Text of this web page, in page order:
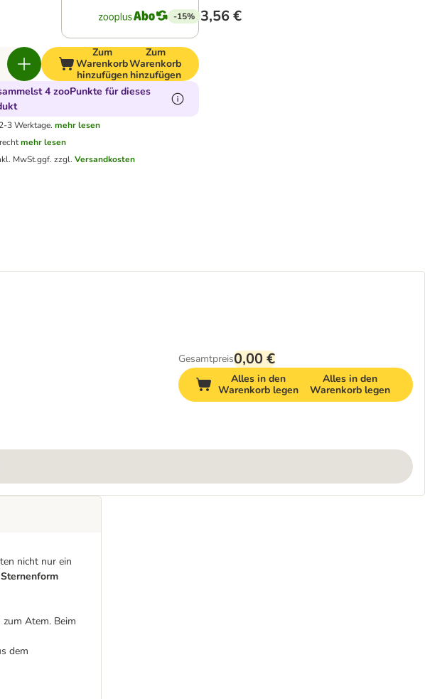
-15% 3,56 €
Zum
Warenkorb
hinzufügen
Zum
Warenkorb
hinzufügen
4 zooPunkte für dieses
3 Werktage. mehr lesen
mehr lesen
MwSt.ggf. zzgl. Versandkosten
Gesamtpreis0,00 €
Alles in den
Warenkorb legen
Alles in den
Warenkorb legen
nicht nur ein
Atem. Beim
dem